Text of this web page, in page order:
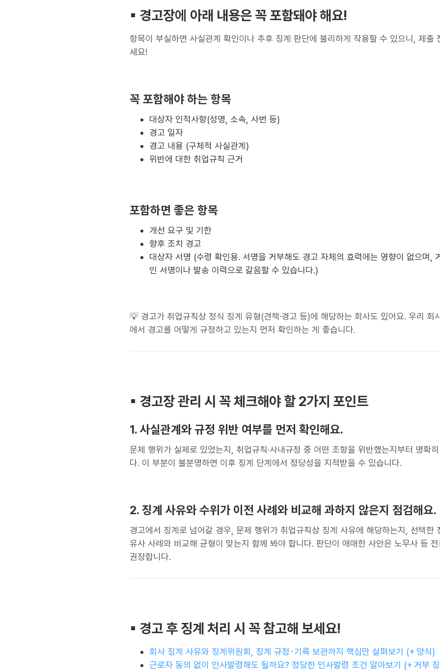
▪︎ 경고장에 아래 내용은 꼭 포함돼야 해요!
항목이 부실하면 사실관계 확인이나 추후 징계 판단에 불리하게 작용할 수 있으니, 제출
세요!
꼭 포함해야 하는 항목
대상자 인적사항(성명, 소속, 사번 등)
경고 일자
경고 내용 (구체적 사실관계)
위반에 대한 취업규칙 근거
포함하면 좋은 항목
개선 요구 및 기한
향후 조치 경고
대상자 서명 (수령 확인용. 서명을 거부해도 경고 자체의 효력에는 영향이 없으며,
인 서명이나 발송 이력으로 갈음할 수 있습니다.)
💡 경고가 취업규칙상 정식 징계 유형(견책·경고 등)에 해당하는 회사도 있어요. 우리 회
에서 경고를 어떻게 규정하고 있는지 먼저 확인하는 게 좋습니다.
▪︎ 경고장 관리 시 꼭 체크해야 할 2가지 포인트
1. 사실관계와 규정 위반 여부를 먼저 확인해요.
문제 행위가 실제로 있었는지, 취업규칙·사내규정 중 어떤 조항을 위반했는지부터 명확
다. 이 부분이 불분명하면 이후 징계 단계에서 정당성을 지적받을 수 있습니다.
2. 징계 사유와 수위가 이전 사례와 비교해 과하지 않은지 점검해요.
경고에서 징계로 넘어갈 경우, 문제 행위가 취업규칙상 징계 사유에 해당하는지, 선택한
유사 사례와 비교해 균형이 맞는지 함께 봐야 합니다. 판단이 애매한 사안은 노무사 등
권장합니다.
▪︎ 경고 후 징계 처리 시 꼭 참고해 보세요!
회사 징계 사유와 징계위원회, 징계 규정･기록 보관까지 핵심만 살펴보기 (+ 양식)
근로자 동의 없이 인사발령해도 될까요? 정당한 인사발령 조건 알아보기 (+ 거부